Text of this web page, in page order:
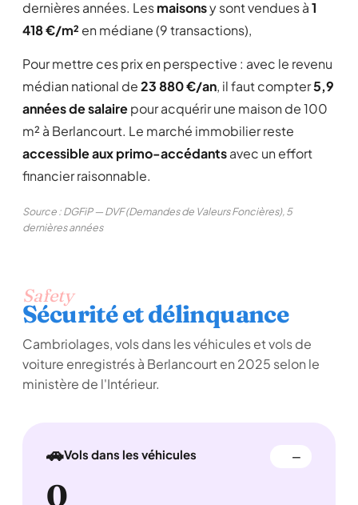
dernières années. Lesmaisonsy sont vendues à1
418 €/m² en médiane (9 transactions),
Pour mettre ces prix en perspective : avec le revenu
médian national de23 880 €/an, il faut compter5,9
années de salairepour acquérir une maison de 100
m² à Berlancourt. Le marché immobilier reste
accessible aux primo-accédantsavec un effort
financier raisonnable.
Source : DGFiP — DVF (Demandes de Valeurs Foncières), 5
dernières années
Safety
Sécurité et délinquance
Cambriolages, vols dans les véhicules et vols de
voiture enregistrés à Berlancourt en 2025 selon le
ministère de l'Intérieur.
🚗Vols dans les véhicules —
0